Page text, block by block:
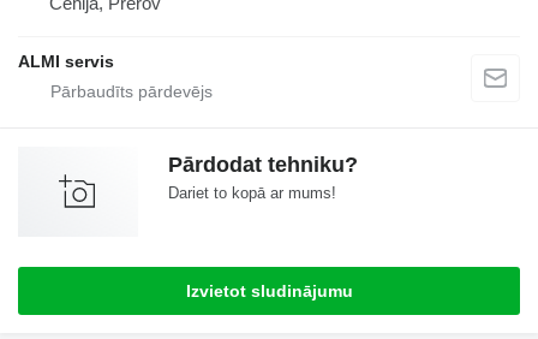
ALMI servis
Pārdodat tehniku?
Dariet to kopā ar mums!
Izvietot sludinājumu